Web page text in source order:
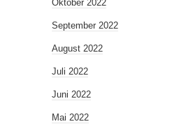
Oktober 2022
September 2022
August 2022
Juli 2022
Juni 2022
Mai 2022